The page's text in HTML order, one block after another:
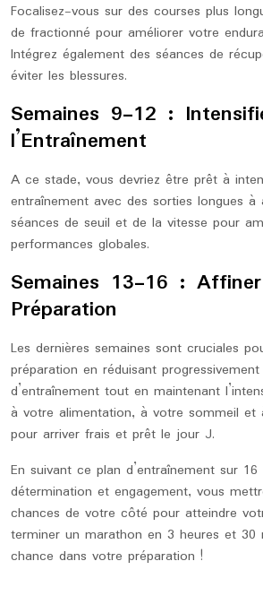
Focalisez-vous sur des courses plus
de fractionné pour améliorer votre
Intégrez également des séances de
éviter les blessures.
Semaines 9-12 :
l’Entraînement
A ce stade, vous devriez être prêt à
entraînement avec des sorties longues à
séances de seuil et de la vitesse pour
performances globales.
Semaines 13-16 :
Préparation
Les dernières semaines sont cruciales
préparation en réduisant
d’entraînement tout en maintenant
à votre alimentation, à votre sommeil et
pour arriver frais et prêt le jour J.
En suivant ce plan d’entraînement sur
détermination et engagement, vous
chances de votre côté pour atteindre
terminer un marathon en 3 heures et 30
chance dans votre préparation !